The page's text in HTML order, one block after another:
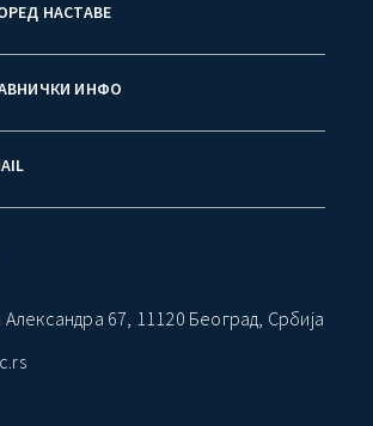
НАСТАВЕ
ИНФО
67, 11120 Београд, Србија